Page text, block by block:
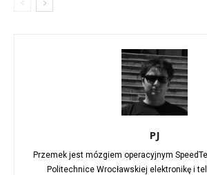
PJ
Przemek jest mózgiem operacyjnym
Politechnice Wrocławskiej elektronikę i